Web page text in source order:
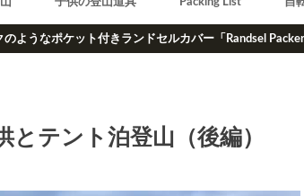
ようなポケット付きランドセルカバー「Randsel Packer
とテント泊登山（後編）